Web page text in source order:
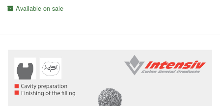
Available on sale